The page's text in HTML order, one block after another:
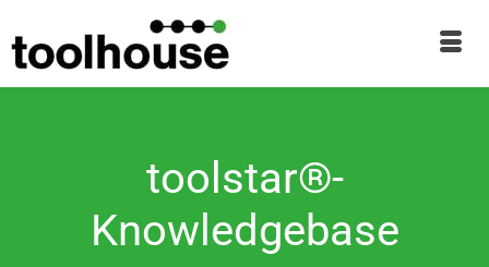
toolstar®-
Knowledgebase